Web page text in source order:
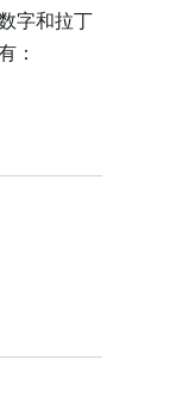
字和拉丁
：